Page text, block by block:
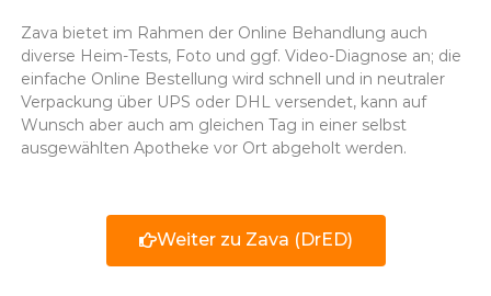
Zava bietet im Rahmen der Online Behandlung auch
diverse Heim-Tests, Foto und ggf. Video-Diagnose an; die
einfache Online Bestellung wird schnell und in neutraler
Verpackung über UPS oder DHL versendet, kann auf
Wunsch aber auch am gleichen Tag in einer selbst
ausgewählten Apotheke vor Ort abgeholt werden.
Weiter zu Zava (DrED)